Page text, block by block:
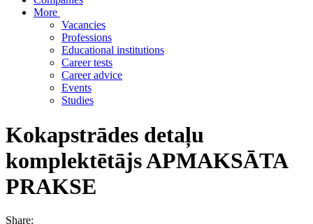
More
Vacancies
Professions
Educational institutions
Career tests
Career advice
Events
Studies
Kokapstrādes detaļu
komplektētājs APMAKSĀTA
PRAKSE
Share: